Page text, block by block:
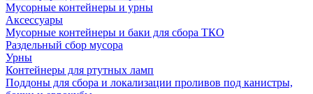
Мусорные контейнеры и урны
Аксессуары
Мусорные контейнеры и баки для сбора ТКО
Раздельный сбор мусора
Урны
Контейнеры для ртутных ламп
Поддоны для сбора и локализации проливов под канистры,